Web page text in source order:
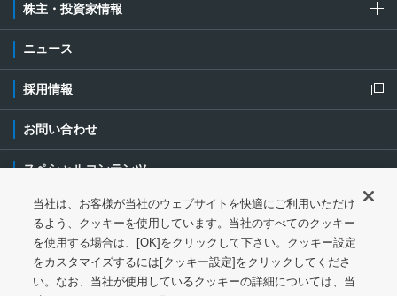
株主・投資家情報
ニュース
採用情報
新規ウィンドウを開きます
お問い合わせ
スペシャルコンテンツ
ご利用条件・ご注意 プライバシーポリシー
新規ウィンドウを開き
ソーシャルメディアポリシー クッキーポリシー
特定個人情報等の基本方針 ウェブアクセシビリティ対応
当社は、お客様が当社のウェブサイトを快適にご利用いただけ
るよう、クッキーを使用しています。当社のすべてのクッキー
を使用する場合は、[OK]をクリックして下さい。クッキー設定
をカスタマイズするには[クッキー設定]をクリックしてくださ
い。なお、当社が使用しているクッキーの詳細については、当